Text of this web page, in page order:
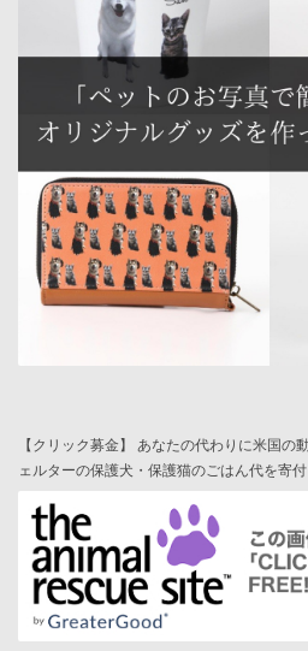
【クリック募金】 あなたの代わりに米国の
ェルターの保護犬・保護猫のごはん代を寄付